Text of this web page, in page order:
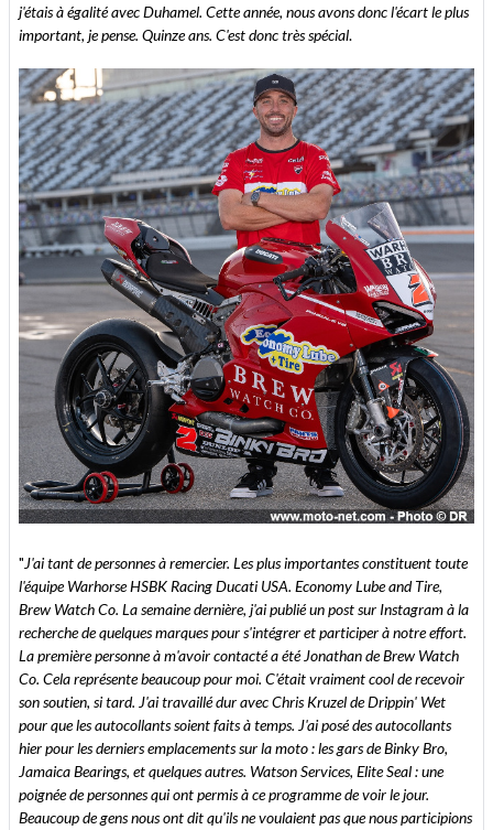
j'étais à égalité avec Duhamel. Cette année, nous avons donc l'écart le plus
important, je pense. Quinze ans. C'est donc très spécial.
"J'ai tant de personnes à remercier. Les plus importantes constituent toute
l'équipe Warhorse HSBK Racing Ducati USA. Economy Lube and Tire,
Brew Watch Co. La semaine dernière, j'ai publié un post sur Instagram à la
recherche de quelques marques pour s'intégrer et participer à notre effort.
La première personne à m'avoir contacté a été Jonathan de Brew Watch
Co. Cela représente beaucoup pour moi. C'était vraiment cool de recevoir
son soutien, si tard. J'ai travaillé dur avec Chris Kruzel de Drippin' Wet
pour que les autocollants soient faits à temps. J'ai posé des autocollants
hier pour les derniers emplacements sur la moto : les gars de Binky Bro,
Jamaica Bearings, et quelques autres. Watson Services, Elite Seal : une
poignée de personnes qui ont permis à ce programme de voir le jour.
Beaucoup de gens nous ont dit qu'ils ne voulaient pas que nous participions